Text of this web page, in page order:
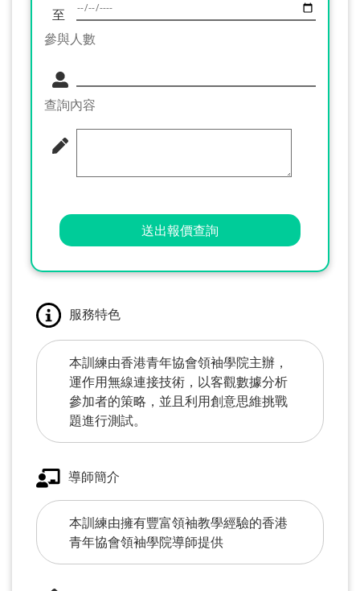
至
參與人數
查詢內容
送出報價查詢
服務特色
本訓練由香港青年協會領袖學院主辦，
運作用無線連接技術，以客觀數據分析
參加者的策略，並且利用創意思維挑戰
題進行測試。
導師簡介
本訓練由擁有豐富領袖教學經驗的香港
青年協會領袖學院導師提供